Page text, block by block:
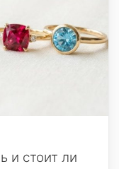
и стоит ли